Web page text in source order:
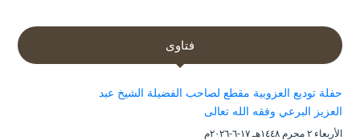
فتاوى
حفلة توديع العزوبية مقطع لصاحب الفضيلة الشيخ عبد
العزيز البرعي وفقه الله تعالى
الأربعاء ۲ محرم ۱٤٤۸هـ ۱۷-٦-۲۰۲٦م